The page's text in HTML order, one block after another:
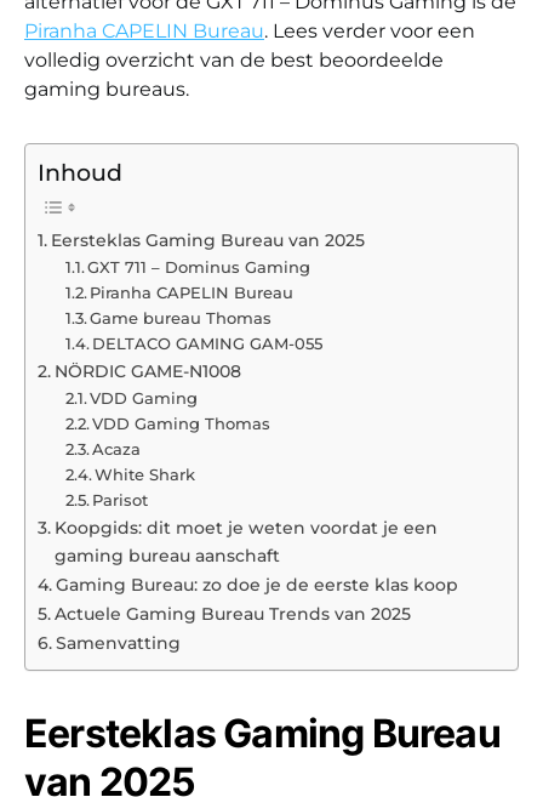
Piranha CAPELIN Bureau. Lees verder voor een
volledig overzicht van de best beoordeelde
gaming bureaus.
Inhoud
Eersteklas Gaming Bureau van 2025
GXT 711 – Dominus Gaming
Piranha CAPELIN Bureau
Game bureau Thomas
DELTACO GAMING GAM-055
NÖRDIC GAME-N1008
VDD Gaming
VDD Gaming Thomas
Acaza
White Shark
Parisot
Koopgids: dit moet je weten voordat je een
gaming bureau aanschaft
Gaming Bureau: zo doe je de eerste klas koop
Actuele Gaming Bureau Trends van 2025
Samenvatting
Eersteklas Gaming Bureau
van 2025